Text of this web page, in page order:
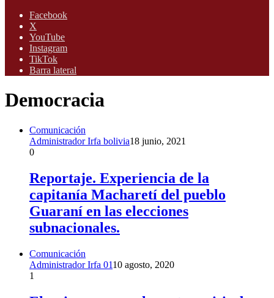
Facebook
X
YouTube
Instagram
TikTok
Barra lateral
Democracia
Comunicación
Administrador Irfa bolivia18 junio, 2021
0
Reportaje. Experiencia de la
capitanía Macharetí del pueblo
Guaraní en las elecciones
subnacionales.
Comunicación
Administrador Irfa 0110 agosto, 2020
1